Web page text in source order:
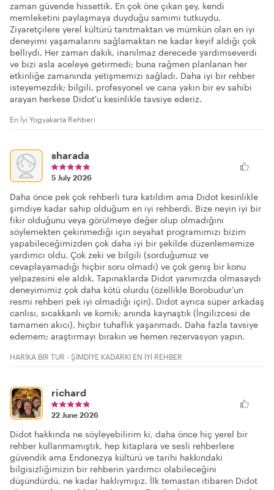
zaman güvende hissettik. En çok öne çıkan şey, kendi
memleketini paylaşmaya duyduğu samimi tutkuydu.
Ziyaretçilere yerel kültürü tanıtmaktan ve mümkün olan en iyi
deneyimi yaşamalarını sağlamaktan ne kadar keyif aldığı çok
belliydi. Her zaman dakik, inanılmaz derecede yardımseverdi
ve bizi asla aceleye getirmedi; buna rağmen planlanan her
etkinliğe zamanında yetişmemizi sağladı. Daha iyi bir rehber
isteyemezdik; bilgili, profesyonel ve cana yakın bir ev sahibi
arayan herkese Didot'u kesinlikle tavsiye ederiz.
En İyi Yogyakarta Rehberi
sharada
5 July 2026
Daha önce pek çok rehberli tura katıldım ama Didot kesinlikle
şimdiye kadar sahip olduğum en iyi rehberdi. Bize neyin iyi bir
fikir olduğunu veya görülmeye değer olup olmadığını
söylemekten çekinmediği için seyahat programımızı bizim
yapabileceğimizden çok daha iyi bir şekilde düzenlememize
yardımcı oldu. Çok zeki ve bilgili (sorduğumuz ve
cevaplayamadığı hiçbir soru olmadı) ve çok geniş bir konu
yelpazesini ele aldık. Tapınaklarda Didot yanımızda olmasaydı
deneyimimiz çok daha kötü olurdu (özellikle Borobudur'un
resmi rehberi pek iyi olmadığı için). Didot ayrıca süper arkadaş
canlısı, sıcakkanlı ve komik; anında kaynaştık (İngilizcesi de
tamamen akıcı), hiçbir tuhaflık yaşanmadı. Daha fazla tavsiye
edemem; araştırmayı bırakın ve hemen rezervasyon yapın.
HARİKA BİR TUR - ŞİMDİYE KADARKİ EN İYİ REHBER
richard
22 June 2026
Didot hakkında ne söyleyebilirim ki, daha önce hiç yerel bir
rehber kullanmamıştık, hep kitaplara ve sesli rehberlere
güvendik ama Endonezya kültürü ve tarihi hakkındaki
bilgisizliğimizin bir rehberin yardımcı olabileceğini
düşündürdü, ne kadar haklıymışız. İlk temastan itibaren Didot